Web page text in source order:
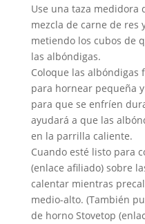
Use una taza medidora
mezcla de carne de res
metiendo los cubos de
las albóndigas.
Coloque las albóndigas
para hornear pequeña
para que se enfríen
ayudará a que las
en la parrilla caliente.
Cuando esté listo para
(enlace afiliado) sobre
calentar mientras
medio-alto. (También
de horno Stovetop